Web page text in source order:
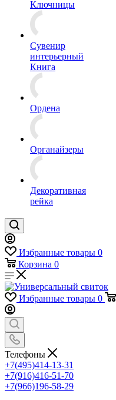
Ключницы
Сувенир
интерьерный
Книга
Ордена
Органайзеры
Декоративная
рейка
Избранные товары 0
Корзина 0
Избранные товары 0
Телефоны
+7(495)414-13-31
+7(916)416-51-70
+7(966)196-58-29